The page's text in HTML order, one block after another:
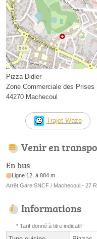
Pizza Didier
Zone Commerciale des Prises
44270 Machecoul
Trajet Waze
Venir en
En bus
Ligne 12, à 884 m
Arrêt Gare SNCF / Machecoul - 27
Informations
* Tarif donné à titre indicatif